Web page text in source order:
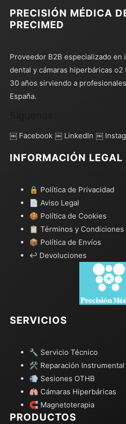
PRECISIÓN MÉDICA
PRECIMED
Proveedor B2B especializado
dental y cámaras hiperbáricas o2
30 años sirviendo a
España.
￼ Facebook ￼ LinkedIn ￼
INFORMACIÓN LEGAL
🔒 Política de Privacidad
📄 Aviso Legal
🍪 Política de Cookies
📋 Términos y Condiciones
📦 Política de Envíos
↩️ Devoluciones
SERVICIOS
🔧 Servicio Técnico
🛠️ Reparación Instrumental
💨 Sesiones OTHB
🫁 Cámaras Hiperbáricas
🧲 Magnetoterapia
PRODUCTOS